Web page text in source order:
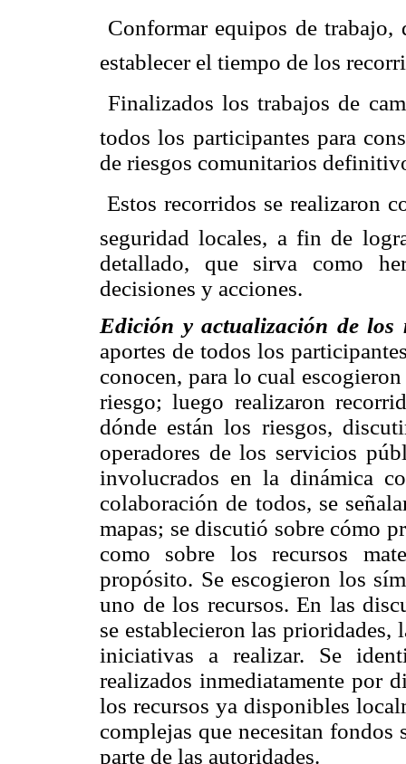
 Conformar equipos de
establecer el tiempo de los
 Finalizados los trabajos de
todos los participantes para
de riesgos comunitarios
 Estos recorridos se realizaron
seguridad locales, a fin de
detallado, que sirva como
decisiones y acciones.
Edición y actualización de los
aportes de todos los
conocen, para lo cual
riesgo; luego realizaron
dónde están los riesgos,
operadores de los servicios
involucrados en la dinámica
colaboración de todos, se
mapas; se discutió sobre cómo
como sobre los recursos
propósito. Se escogieron los
uno de los recursos. En las
se establecieron las prioridades,
iniciativas a realizar. Se
realizados inmediatamente por
los recursos ya disponibles
complejas que necesitan fondos
parte de las autoridades.